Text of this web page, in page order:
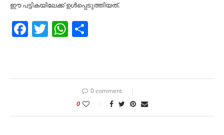
ഈ പട്ടികയിലേക്ക് ഉള്‍പ്പെടുത്തിയത്.
Facebook
TwitterWhatsApp
0 comment
0